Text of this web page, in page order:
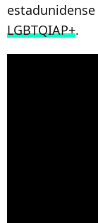
estadunidense
LGBTQIAP+.